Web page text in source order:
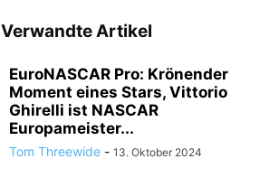
Verwandte Artikel
EuroNASCAR Pro: Krönender
Moment eines Stars, Vittorio
Ghirelli ist NASCAR
Europameister...
Tom Threewide - 13. Oktober 2024